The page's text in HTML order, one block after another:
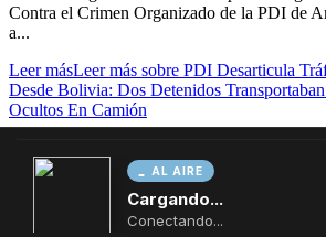
AL AIRE
Cargando...
Conectando...